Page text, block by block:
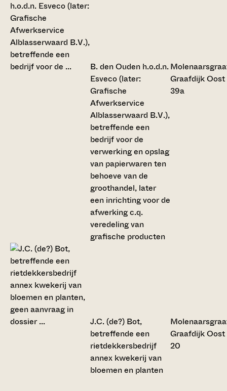
B. den Ouden h.o.d.n.
Esveco (later:
Grafische
Afwerkservice
Alblasserwaard B.V.),
betreffende een
bedrijf voor de
verwerking en opslag
van papierwaren ten
behoeve van de
groothandel, later
een inrichting voor de
afwerking c.q.
veredeling van
grafische producten
Graafdijk Oost
39a
J.C. (de?) Bot,
betreffende een
rietdekkersbedrijf
annex kwekerij van
bloemen en planten
Graafdijk Oost
20